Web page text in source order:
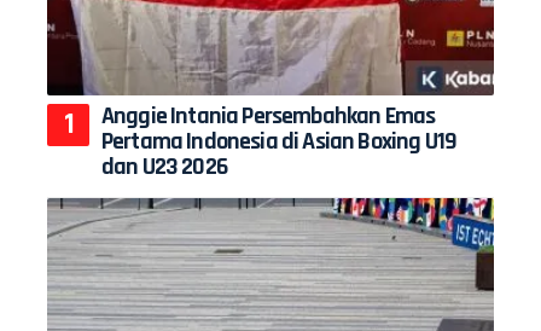
Anggie Intania Persembahkan Emas
Pertama Indonesia di Asian Boxing U19
dan U23 2026